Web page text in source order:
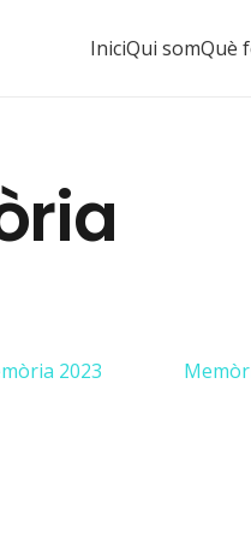
IniciQui somQuè
2023